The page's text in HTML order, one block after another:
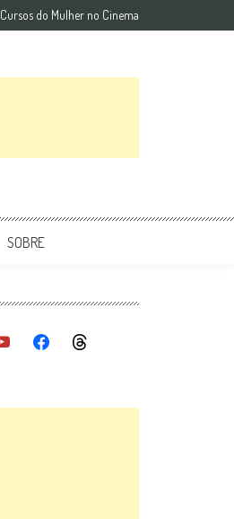
Cursos do Mulher no Cinema
SOBRE